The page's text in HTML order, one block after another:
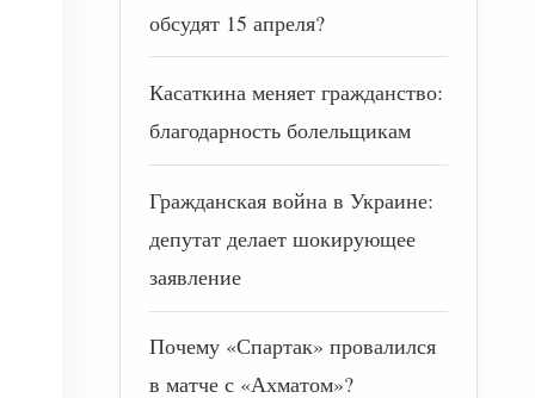
обсудят 15 апреля?
Касаткина меняет гражданство:
благодарность болельщикам
Гражданская война в Украине:
депутат делает шокирующее
заявление
Почему «Спартак» провалился
в матче с «Ахматом»?